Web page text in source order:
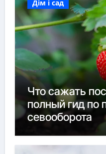
Дім і сад
Что сажать
полный гид по
севооборота